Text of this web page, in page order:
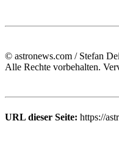
© astronews.com / Stefan
Alle Rechte vorbehalten.
URL dieser Seite: https://